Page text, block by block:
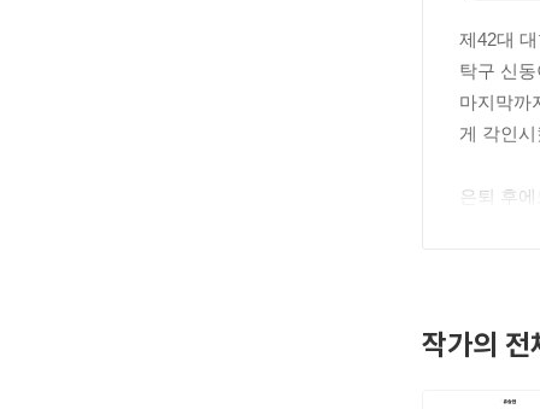
제42대
탁구 신
마지막까
게 각인
은퇴 후
경기장
작가의 전